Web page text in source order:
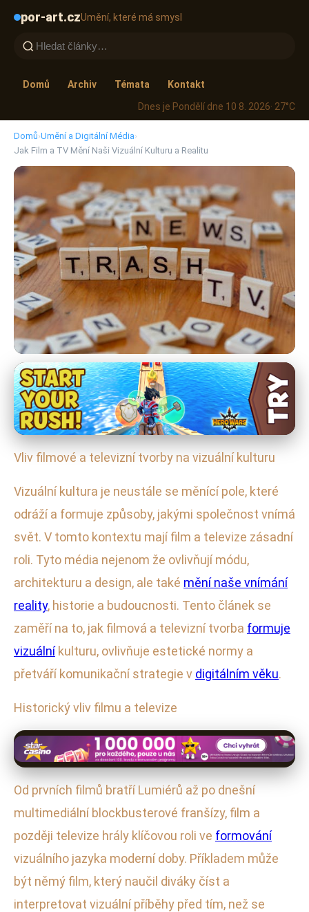
por-art.czUmění, které má smysl
Domů Archiv Témata
Kontakt
Dnes je Pondělí dne 10 8. 2026· 27°C
Domů›Umění a Digitální Média›
Jak Film a TV Mění Naši Vizuální Kulturu a Realitu
Umění a Digitální Média
Jak Film a TV Mění Naši Vizuální
Kulturu a Realitu
16. 1. 2026 · 4 min čtení · Autor: Petr Hrubý
Vliv filmové a televizní tvorby na vizuální kulturu
Vizuální kultura je neustále se měnící pole, které
odráží a formuje způsoby, jakými společnost vnímá
svět. V tomto kontextu mají film a televize zásadní
roli. Tyto média nejenom že ovlivňují módu,
architekturu a design, ale také mění naše vnímání
reality, historie a budoucnosti. Tento článek se
zaměří na to, jak filmová a televizní tvorba formuje
vizuálníkulturu, ovlivňuje estetické normy a
přetváří komunikační strategie v digitálním věku.
Historický vliv filmu a televize
Od prvních filmů bratří Lumiérů až po dnešní
multimediální blockbusterové franšízy, film a
později televize hrály klíčovou roli ve formování
vizuálního jazyka moderní doby. Příkladem může
být němý film, který naučil diváky číst a
interpretovat vizuální příběhy před tím, než se